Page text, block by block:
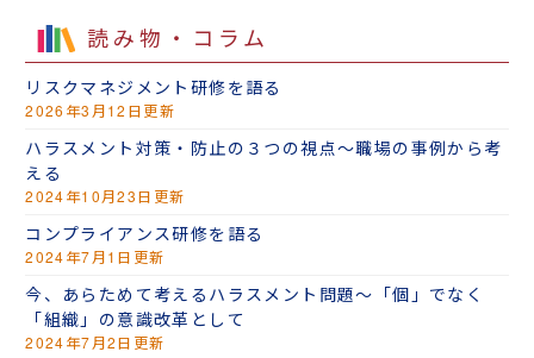
読み物・コラム
リスクマネジメント研修を語る
2026年3月12日更新
ハラスメント対策・防止の３つの視点～職場の事例から考
える
2024年10月23日更新
コンプライアンス研修を語る
2024年7月1日更新
今、あらためて考えるハラスメント問題～「個」でなく
「組織」の意識改革として
2024年7月2日更新